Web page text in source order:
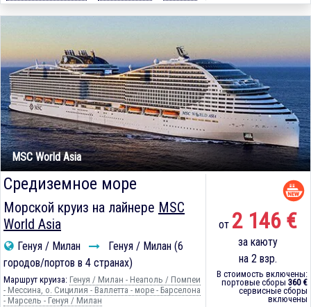
MSC World Asia
Средиземное море
Морской круиз на лайнере MSC
World Asia
Генуя / Милан
Генуя / Милан (6
городов/портов в 4 странах)
Маршрут круиза: Генуя / Милан - Неаполь / Помпеи
- Мессина, о. Сицилия - Валлетта - море - Барселона
- Марсель - Генуя / Милан
от 2 146 €
за каюту
на 2 взр.
В стоимость включены:
портовые сборы 360 €
сервисные сборы
включены